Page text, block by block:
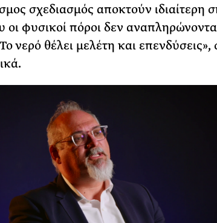
σχεδιασμός αποκτούν ιδιαίτερη
οι φυσικοί πόροι δεν
νερό θέλει μελέτη και επενδύσεις»,